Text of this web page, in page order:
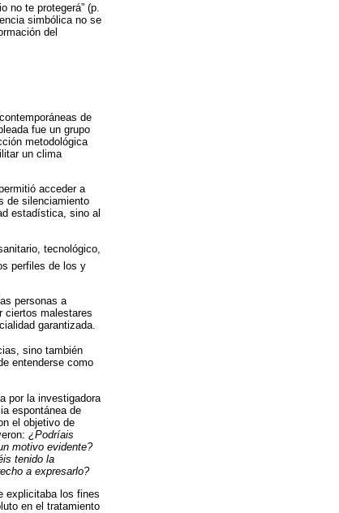
no te protegerá” (p.
simbólica no se
del
de
fue un grupo
metodológica
un clima
acceder a
de silenciamiento
estadística, sino al
tecnológico,
perfiles de los y
personas a
ciertos malestares
garantizada.
sino también
entenderse como
por la investigadora
espontánea de
el objetivo de
¿Podríais
motivo evidente?
tenido la
a expresarlo?
explicitaba los fines
en el tratamiento